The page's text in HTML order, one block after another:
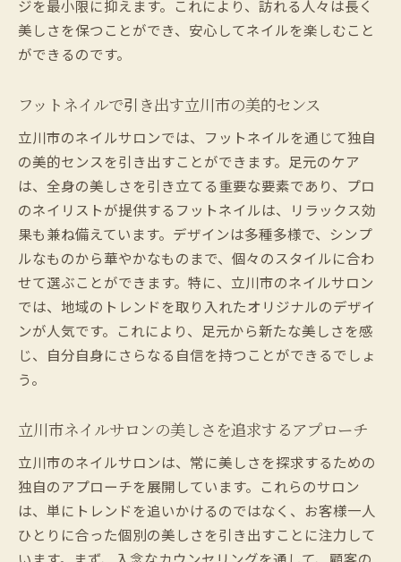
ジを最小限に抑えます。これにより、訪れる人々は長く
美しさを保つことができ、安心してネイルを楽しむこと
ができるのです。
フットネイルで引き出す立川市の美的センス
立川市のネイルサロンでは、フットネイルを通じて独自
の美的センスを引き出すことができます。足元のケア
は、全身の美しさを引き立てる重要な要素であり、プロ
のネイリストが提供するフットネイルは、リラックス効
果も兼ね備えています。デザインは多種多様で、シンプ
ルなものから華やかなものまで、個々のスタイルに合わ
せて選ぶことができます。特に、立川市のネイルサロン
では、地域のトレンドを取り入れたオリジナルのデザイ
ンが人気です。これにより、足元から新たな美しさを感
じ、自分自身にさらなる自信を持つことができるでしょ
う。
立川市ネイルサロンの美しさを追求するアプローチ
立川市のネイルサロンは、常に美しさを探求するための
独自のアプローチを展開しています。これらのサロン
は、単にトレンドを追いかけるのではなく、お客様一人
ひとりに合った個別の美しさを引き出すことに注力して